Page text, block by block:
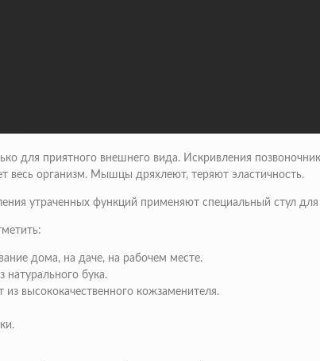
для приятного внешнего вида. Искривления
весь организм. Мышцы дряхлеют, теряют эластичность.
утраченных функций применяют специальный стул
дома, на даче, на рабочем месте.
натурального бука.
высококачественного кожзаменителя.